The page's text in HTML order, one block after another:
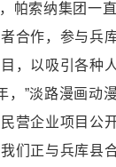
帕索纳集团一
合作，参与兵
，以吸引各种
，”淡路漫画动
营企业项目公
们正与兵库县